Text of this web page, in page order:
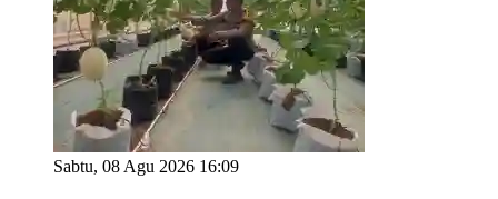
Sabtu, 08 Agu 2026 16:09